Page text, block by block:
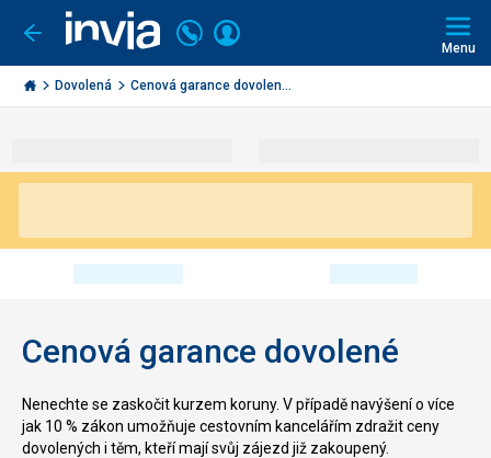
Jít
zpět
Invia.cz
Volejte
226
000
290
Přihlásit
Menu
Dovolená Cenová garance dovolen...
Cenová garance dovolené
Nenechte se zaskočit kurzem koruny. V případě navýšení o více
jak 10 % zákon umožňuje cestovním kancelářím zdražit ceny
dovolených i těm, kteří mají svůj zájezd již zakoupený.